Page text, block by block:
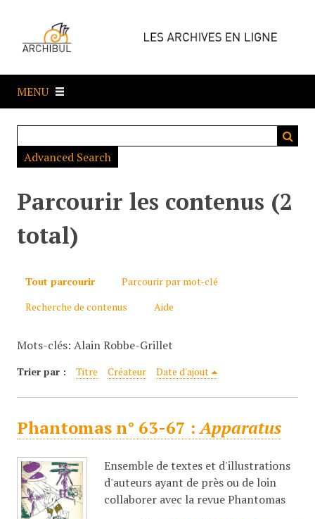
e
a
MENU
Advanced Search
Parcourir les contenus (2
total)
Tout parcourir
Parcourir par mot-clé
Recherche de contenus
Aide
Mots-clés: Alain Robbe-Grillet
Trier par : Titre Créateur Date d'ajout
Phantomas n° 63-67 :Apparatus
Ensemble de textes et d'illustrations
d'auteurs ayant de près ou de loin
collaborer avec la revue Phantomas